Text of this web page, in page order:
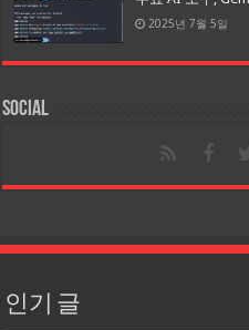
2025년 7월 5일
Social
인기 글